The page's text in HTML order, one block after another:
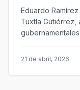
Eduardo
Tuxtla
21 de abril, 2026